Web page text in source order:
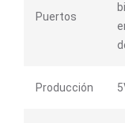
Puertos
Producción